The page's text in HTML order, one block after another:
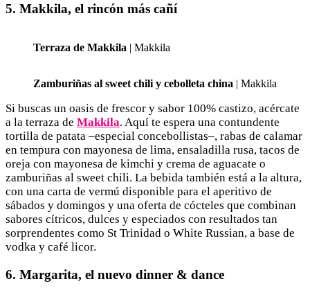
5. Makkila, el rincón más cañí
Terraza de Makkila | Makkila
Zamburiñas al sweet chili y cebolleta china | Makkila
Si buscas un oasis de frescor y sabor 100% castizo, acércate
a la terraza de Makkila. Aquí te espera una contundente
tortilla de patata –especial concebollistas–, rabas de calamar
en tempura con mayonesa de lima, ensaladilla rusa, tacos de
oreja con mayonesa de kimchi y crema de aguacate o
zamburiñas al sweet chili. La bebida también está a la altura,
con una carta de vermú disponible para el aperitivo de
sábados y domingos y una oferta de cócteles que combinan
sabores cítricos, dulces y especiados con resultados tan
sorprendentes como St Trinidad o White Russian, a base de
vodka y café licor.
6. Margarita, el nuevo dinner & dance